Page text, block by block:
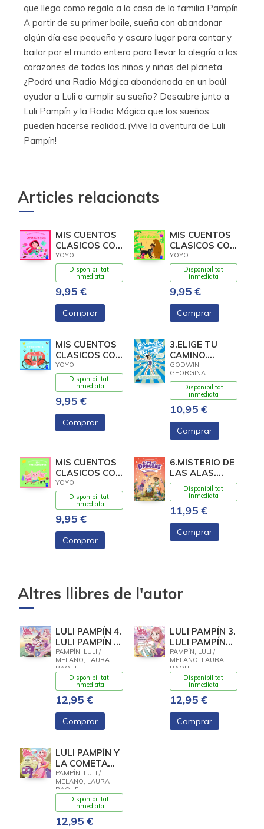
que llega como regalo a la casa de la familia Pampín.
A partir de su primer baile, sueña con abandonar
algún día ese pequeño y oscuro lugar para cantar y
bailar por el mundo entero para llevar la alegría a los
corazones de todos los niños y niñas del planeta.
¿Podrá una Radio Mágica abandonada en un baúl
ayudar a Luli a cumplir su sueño? Descubre junto a
Luli Pampín y la Radio Mágica que los sueños
pueden hacerse realidad. ¡Vive la aventura de Luli
Pampín!
Articles relacionats
MIS CUENTOS
CLASICOS CON
TEXTURAS.
CAPERUCITA
ROJA
YOYO
Disponibilitat
inmediata
9,95 €
Comprar
MIS CUENTOS
CLASICOS CON
TEXTURAS. EL
LIBRO DE LA
YOYO
Disponibilitat
inmediata
9,95 €
Comprar
MIS CUENTOS
CLASICOS CON
TEXTURAS.
CENICIENTA
YOYO
Disponibilitat
inmediata
9,95 €
Comprar
3.ELIGE TU
CAMINO.
(GYMNASTICS
STAR)
GODWIN,
GEORGINA
Disponibilitat
inmediata
10,95 €
Comprar
MIS CUENTOS
CLASICOS CON
TEXTURAS.
LOS TRES
CERDIT
YOYO
Disponibilitat
inmediata
9,95 €
Comprar
6.MISTERIO DE
LAS ALAS.
(LITTLE
DRAGONS)
Disponibilitat
inmediata
11,95 €
Comprar
Altres llibres de l'autor
LULI PAMPÍN 4.
LULI PAMPÍN Y
LA VACA LOLA
PAMPÍN, LULI /
MELANO, LAURA
RAQUEL
Disponibilitat
inmediata
12,95 €
Comprar
LULI PAMPÍN 3.
LULI PAMPÍN
VA A TU
CUMPLEAÑOS
PAMPÍN, LULI /
MELANO, LAURA
RAQUEL
Disponibilitat
inmediata
12,95 €
Comprar
LULI PAMPÍN Y
LA COMETA
PERDIDA
PAMPÍN, LULI /
MELANO, LAURA
RAQUEL
Disponibilitat
inmediata
12,95 €